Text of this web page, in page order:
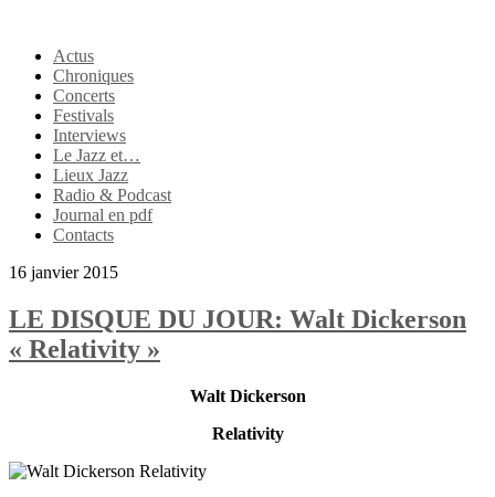
Actus
Chroniques
Concerts
Festivals
Interviews
Le Jazz et…
Lieux Jazz
Radio & Podcast
Journal en pdf
Contacts
16 janvier 2015
LE DISQUE DU JOUR: Walt Dickerson
« Relativity »
Walt Dickerson
Relativity